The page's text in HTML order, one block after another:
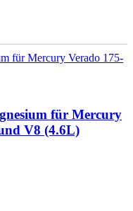
für Mercury
V8 (4.6L)